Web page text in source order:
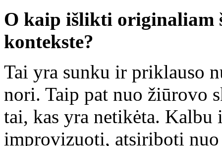
O kaip išlikti originaliam
kontekste?
Tai yra sunku ir priklauso
nori. Taip pat nuo žiūrovo
tai, kas yra netikėta. Kalbu
improvizuoti, atsiriboti